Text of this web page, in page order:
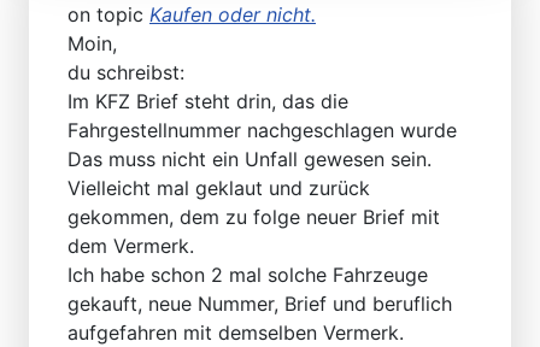
on topic Kaufen oder nicht.
Moin,
du schreibst:
Im KFZ Brief steht drin, das die
Fahrgestellnummer nachgeschlagen wurde
Das muss nicht ein Unfall gewesen sein.
Vielleicht mal geklaut und zurück
gekommen, dem zu folge neuer Brief mit
dem Vermerk.
Ich habe schon 2 mal solche Fahrzeuge
gekauft, neue Nummer, Brief und beruflich
aufgefahren mit demselben Vermerk.